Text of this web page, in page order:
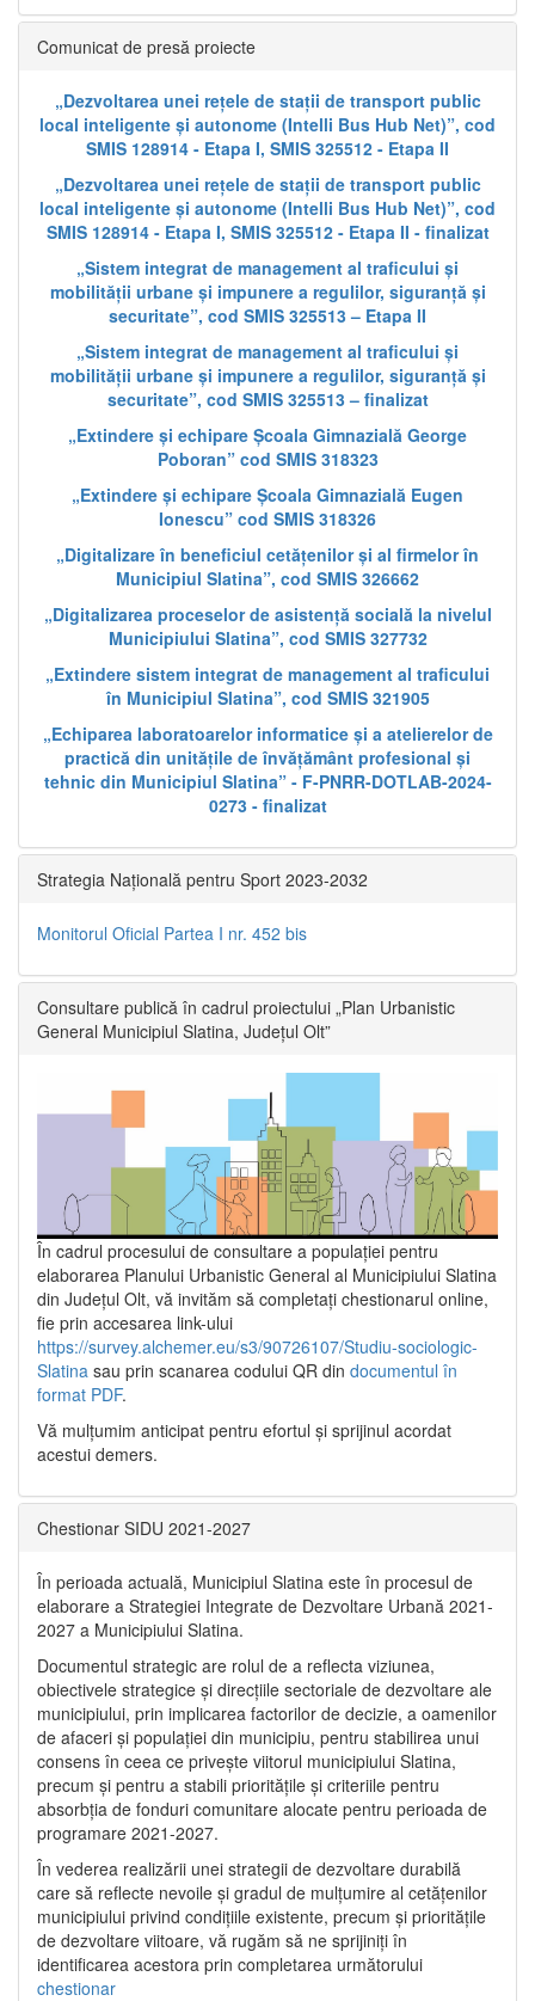
Comunicat de presă proiecte
„Dezvoltarea unei rețele de stații de transport public
local inteligente și autonome (Intelli Bus Hub Net)”, cod
SMIS 128914 - Etapa I, SMIS 325512 - Etapa II
„Dezvoltarea unei rețele de stații de transport public
local inteligente și autonome (Intelli Bus Hub Net)”, cod
SMIS 128914 - Etapa I, SMIS 325512 - Etapa II - finalizat
„Sistem integrat de management al traficului și
mobilității urbane și impunere a regulilor, siguranță și
securitate”, cod SMIS 325513 – Etapa II
„Sistem integrat de management al traficului și
mobilității urbane și impunere a regulilor, siguranță și
securitate”, cod SMIS 325513 – finalizat
„Extindere și echipare Școala Gimnazială George
Poboran” cod SMIS 318323
„Extindere și echipare Școala Gimnazială Eugen
Ionescu” cod SMIS 318326
„Digitalizare în beneficiul cetățenilor și al firmelor în
Municipiul Slatina”, cod SMIS 326662
„Digitalizarea proceselor de asistență socială la nivelul
Municipiului Slatina”, cod SMIS 327732
„Extindere sistem integrat de management al traficului
în Municipiul Slatina”, cod SMIS 321905
„Echiparea laboratoarelor informatice și a atelierelor de
practică din unitățile de învățământ profesional și
tehnic din Municipiul Slatina” - F-PNRR-DOTLAB-2024-
0273 - finalizat
Strategia Națională pentru Sport 2023-2032
Monitorul Oficial Partea I nr. 452 bis
Consultare publică în cadrul proiectului „Plan Urbanistic
General Municipiul Slatina, Județul Olt”
În cadrul procesului de consultare a populaţiei pentru
elaborarea Planului Urbanistic General al Municipiului Slatina
din Județul Olt, vă invităm să completați chestionarul online,
fie prin accesarea link-ului
https://survey.alchemer.eu/s3/90726107/Studiu-sociologic-
Slatina sau prin scanarea codului QR din documentul în
format PDF.
Vă mulţumim anticipat pentru efortul şi sprijinul acordat
acestui demers.
Chestionar SIDU 2021-2027
În perioada actuală, Municipiul Slatina este în procesul de
elaborare a Strategiei Integrate de Dezvoltare Urbană 2021‐
2027 a Municipiului Slatina.
Documentul strategic are rolul de a reflecta viziunea,
obiectivele strategice și direcțiile sectoriale de dezvoltare ale
municipiului, prin implicarea factorilor de decizie, a oamenilor
de afaceri și populației din municipiu, pentru stabilirea unui
consens în ceea ce privește viitorul municipiului Slatina,
precum și pentru a stabili prioritățile și criteriile pentru
absorbția de fonduri comunitare alocate pentru perioada de
programare 2021-2027.
În vederea realizării unei strategii de dezvoltare durabilă
care să reflecte nevoile și gradul de mulțumire al cetățenilor
municipiului privind condițiile existente, precum și prioritățile
de dezvoltare viitoare, vă rugăm să ne sprijiniți în
identificarea acestora prin completarea următorului
chestionar